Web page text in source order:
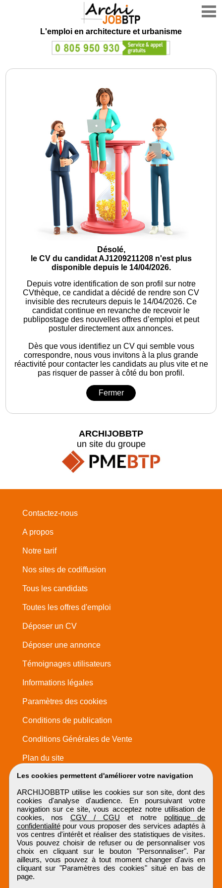
L'emploi en architecture et urbanisme
Désolé,
le CV du candidat AJ1209211208 n'est plus
disponible depuis le 14/04/2026.
Depuis votre identification de son profil sur notre
CVthèque, ce candidat a décidé de rendre son CV
invisible des recruteurs depuis le 14/04/2026. Ce
candidat continue en revanche de recevoir le
publipostage des nouvelles offres d’emploi et peut
postuler directement aux annonces.
Dès que vous identifiez un CV qui semble vous
correspondre, nous vous invitons à la plus grande
réactivité pour contacter les candidats au plus vite et ne
pas risquer de passer à côté du bon profil.
Fermer
Les cookies permettent d'améliorer votre navigation
ARCHIJOBBTP utilise les cookies sur son site, dont des
cookies d'analyse d'audience. En poursuivant votre
navigation sur ce site, vous acceptez notre utilisation de
cookies, nos CGV / CGU et notre politique de
confidentialitépour vous proposer des services adaptés à
vos centres d'intérêt et réaliser des statistiques de visites.
Vous pouvez choisir de refuser ou de personnaliser vos
choix en cliquant sur le bouton "Personnaliser". Par
ailleurs, vous pouvez à tout moment changer d'avis en
cliquant sur "Paramètres des cookies" situé en bas de
page.
ARCHIJOBBTP
un site du groupe
Contactez-nous
A propos
Notre tarif
Nos sites de codiffusion
Tous les candidats
Toutes les offres d'emploi
Déposer un CV
Déposer une annonce
Témoignages utilisateurs
Informations légales
Paramètres des cookies
Conditions de publication
Conditions Générales de Vente
Plan du site